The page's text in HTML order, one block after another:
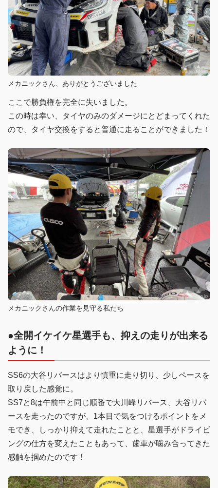
メカニックさん、ありがとうございました
ここで勝負権を完全に失いました。
この時は幸い、タイヤのみのダメージにとどまってくれた
ので、タイヤ交換をすると普通に走ることができました！
メカニックさんの作業を見守る私たち
●全開イケイケ星選手も、抑えの走りが出来る
ように！
SS6の大谷リバースはより慎重に走り切り、少しペースを
取り戻した感覚に。
SS7と8は午前中と同じ順番で大川峰リバース、大谷リバ
ースを走ったのですが、1本目で気をつけるポイントをメ
モでき、しっかり抑えて走れたことと、星選手がドライビ
ングの仕方を変えたこともあって、歯車が噛み合ってきた
感触を掴めたのです！